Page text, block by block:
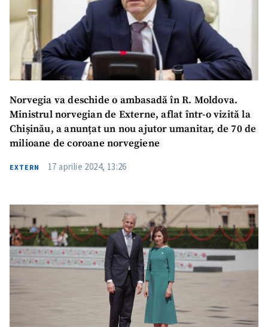
Norvegia va deschide o ambasadă în R. Moldova.
Ministrul norvegian de Externe, aflat într-o vizită la
Chișinău, a anunțat un nou ajutor umanitar, de 70 de
milioane de coroane norvegiene
EXTERN 17 aprilie 2024, 13:26